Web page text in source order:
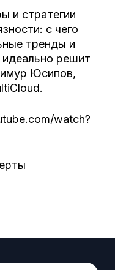
и стратегии
с чего
тренды и
решит
Юсипов,
watch?